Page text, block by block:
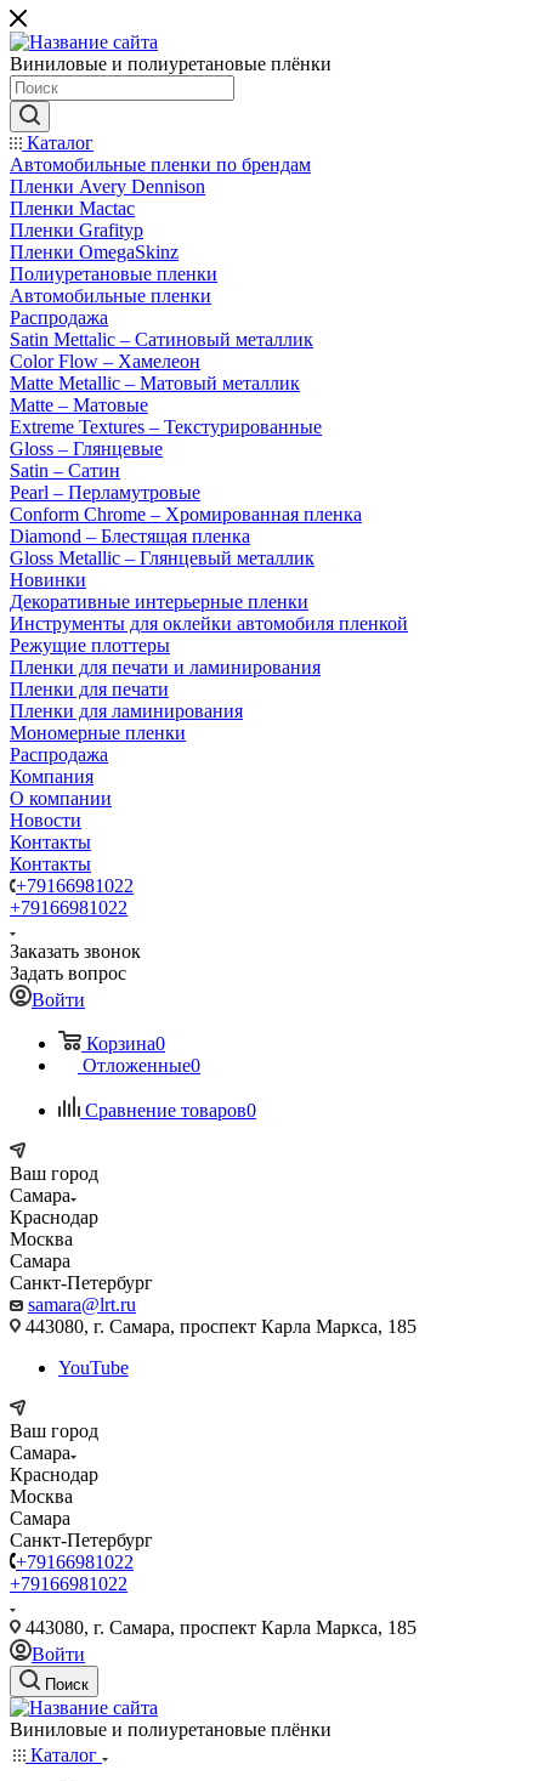
Виниловые и полиуретановые плёнки
Каталог
Автомобильные пленки по брендам
Пленки Avery Dennison
Пленки Mactac
Пленки Grafityp
Пленки OmegaSkinz
Полиуретановые пленки
Автомобильные пленки
Распродажа
Satin Mettalic – Сатиновый металлик
Color Flow – Хамелеон
Matte Metallic – Матовый металлик
Matte – Матовые
Extreme Textures – Текстурированные
Gloss – Глянцевые
Satin – Сатин
Pearl – Перламутровые
Conform Chrome – Хромированная пленка
Diamond – Блестящая пленка
Gloss Metallic – Глянцевый металлик
Новинки
Декоративные интерьерные пленки
Инструменты для оклейки автомобиля пленкой
Режущие плоттеры
Пленки для печати и ламинирования
Пленки для печати
Пленки для ламинирования
Мономерные пленки
Распродажа
Компания
О компании
Новости
Контакты
Контакты
+79166981022
+79166981022
Заказать звонок
Задать вопрос
Войти
Корзина0
Отложенные0
Сравнение товаров0
Ваш город
Самара
Краснодар
Москва
Самара
Санкт-Петербург
samara@lrt.ru
443080, г. Самара, проспект Карла Маркса, 185
YouTube
Ваш город
Самара
Краснодар
Москва
Самара
Санкт-Петербург
+79166981022
+79166981022
443080, г. Самара, проспект Карла Маркса, 185
Войти
Поиск
Виниловые и полиуретановые плёнки
Каталог